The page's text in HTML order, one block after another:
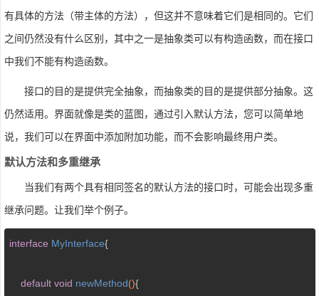
有具体的方法（带主体的方法），但这并不意味着它们是相同的。它们
之间仍然没有什么区别，其中之一是抽象类可以有构造函数，而在接口
中我们不能有构造函数。
接口的目的是提供完全抽象，而抽象类的目的是提供部分抽象。这
仍然适用。界面就像是类的蓝图，通过引入默认方法，您可以简单地
说，我们可以在界面中添加附加功能，而不会影响最终用户类。
默认方法和多重继承
当我们有两个具有相同签名的默认方法的接口时，可能会出现多重
继承问题。让我们举个例子。
interface MyInterface{
default void newMethod(){